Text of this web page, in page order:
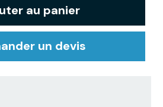
au panier
un devis